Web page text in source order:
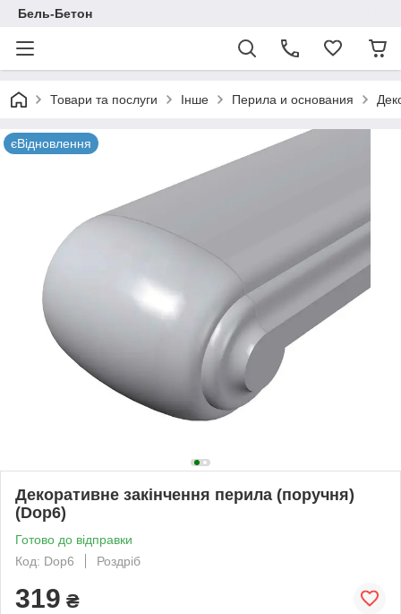
Бель-Бетон
Товари та послуги Інше Перила и основания
єВідновлення
Декоративне закінчення перила (поручня)
(Dop6)
Готово до відправки
Код: Dop6
Роздріб
319 ₴